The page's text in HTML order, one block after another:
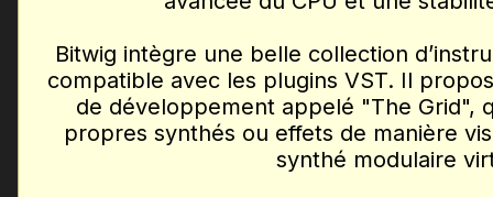
Bitwig intègre une belle collection
compatible avec les plugins VST. Il
de développement appelé "The Grid",
propres synthés ou effets de manière
synthé modulaire